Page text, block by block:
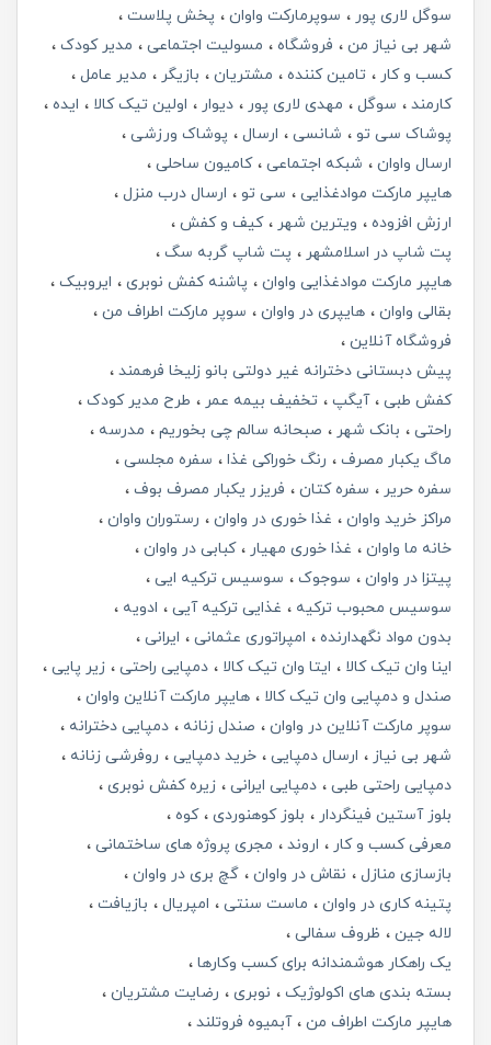
سوگل لاری پور
سوپرمارکت واوان
پخش پلاست
شهر بی نیاز من
فروشگاه مسولیت اجتماعی
مدیر کودک
کسب و کار
تامین کننده مشتریان بازیگر
مدیر عامل
کارمند
سوگل مهدی لاری پور دیوار اولین تیک کالا
ایده
پوشاک سی تو
شانسی ارسال
پوشاک ورزشی
ارسال واوان
شبکه اجتماعی
کامیون ساحلی
هایپر مارکت موادغذایی
سی تو
ارسال درب منزل
ارزش افزوده
ویترین شهر
کیف و کفش
پت شاپ در اسلامشهر
پت شاپ گربه سگ
هایپر مارکت موادغذایی واوان
پاشنه کفش نوبری
ایروبیک
بقالی واوان
هایپری در واوان
سوپر مارکت اطراف من
فروشگاه آنلاین
پیش دبستانی دخترانه غیر دولتی بانو زلیخا فرهمند
کفش طبی
آیگپ تخفیف بیمه عمر
طرح مدیر کودک
راحتی
بانک شهر صبحانه سالم چی بخوریم
مدرسه
ماگ یکبار مصرف
رنگ خوراکی غذا
سفره مجلسی
سفره حریر
سفره کتان
فریزر یکبار مصرف بوف
مراکز خرید واوان
غذا خوری در واوان
رستوران واوان
خانه ما واوان
غذا خوری مهیار
کبابی در واوان
پیتزا در واوان
سوجوک
سوسیس ترکیه ایی
سوسیس محبوب ترکیه
غذایی ترکیه آیی
ادویه
بدون مواد نگهدارنده
امپراتوری عثمانی
ایرانی
اینا وان تیک کالا
ایتا وان تیک کالا دمپایی راحتی
زیر پایی
صندل و دمپایی وان تیک کالا
هایپر مارکت آنلاین واوان
سوپر مارکت آنلاین در واوان
صندل زنانه
دمپایی دخترانه
شهر بی نیاز
ارسال دمپایی خرید دمپایی
روفرشی زنانه
دمپایی راحتی طبی
دمپایی ایرانی
زیره کفش نوبری
بلوز آستین فینگردار
بلوز کوهنوردی
کوه
معرفی کسب و کار
اروند
مجری پروژه های ساختمانی
بازسازی منازل
نقاش در واوان
گچ بری در واوان
پتینه کاری در واوان
ماست سنتی امپریال
بازیافت
لاله جین
ظروف سفالی
یک راهکار هوشمندانه برای کسب وکارها
بسته بندی های اکولوژیک
نوبری
رضایت مشتریان
هایپر مارکت اطراف من
آبمیوه فروتلند